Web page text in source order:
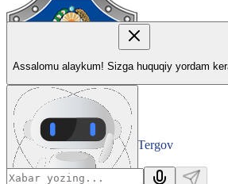
Tergov
Departamenti
Assalomu alaykum! Sizga huquqiy yordam